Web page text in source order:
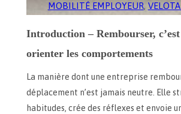
MOBILITÉ EMPLOYEUR,
Introduction – Rembourser,
orienter les comportements
La manière dont une entreprise
déplacement n’est jamais neutre. Elle
habitudes, crée des réflexes et envoie